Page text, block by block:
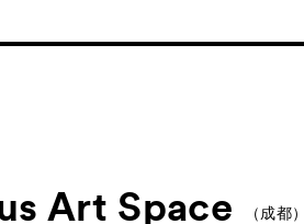
Art Space （成都）